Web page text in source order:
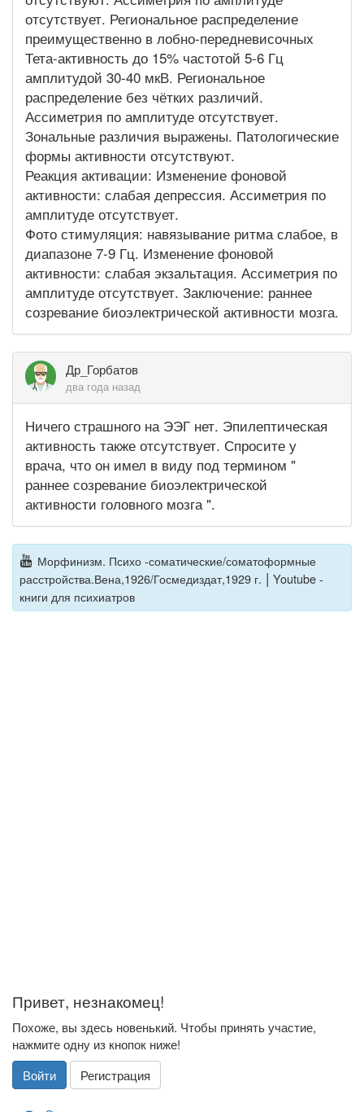
отсутствует. Региональное распределение
преимущественно в лобно-передневисочных
Тета-активность до 15% частотой 5-6 Гц
амплитудой 30-40 мкВ. Региональное
распределение без чётких различий.
Ассиметрия по амплитуде отсутствует.
Зональные различия выражены. Патологические
формы активности отсутствуют.
Реакция активации: Изменение фоновой
активности: слабая депрессия. Ассиметрия по
амплитуде отсутствует.
Фото стимуляция: навязывание ритма слабое, в
диапазоне 7-9 Гц. Изменение фоновой
активности: слабая экзальтация. Ассиметрия по
амплитуде отсутствует. Заключение: раннее
созревание биоэлектрической активности мозга.
Др_Горбатов
два года назад
Ничего страшного на ЭЭГ нет. Эпилептическая
активность также отсутствует. Спросите у
врача, что он имел в виду под термином "
раннее созревание биоэлектрической
активности головного мозга ".
Морфинизм. Психо -соматические/соматоформные
расстройства.Вена,1926/Госмедиздат,1929 г. | Youtube -
книги для психиатров
Привет, незнакомец!
Похоже, вы здесь новенький. Чтобы принять участие,
нажмите одну из кнопок ниже!
Войти
Регистрация